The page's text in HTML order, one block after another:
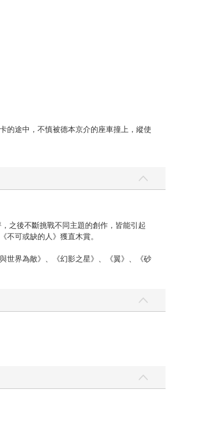
的途中，不慎被德本京介的座車撞上，縱使
之後不斷挑戰不同主題的創作，皆能引起
不可或缺的人》獲直木賞。
世界為敵》、《幻影之星》、《翼》、《砂